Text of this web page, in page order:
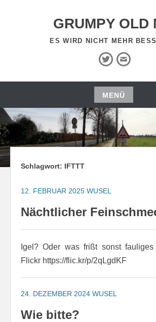
GRUMPY OLD
ES WIRD NICHT MEHR
Twitter
E-
Mail
MENÜ
Zum
Inhalt
springen
Schlagwort: IFTTT
12. FEBRUAR 2025 WUSEL
Nächtlicher
Igel? Oder was frißt sonst
Flickr https://flic.kr/p/2qLgdKF
24. DEZEMBER 2024 WUSEL
Wie bitte?